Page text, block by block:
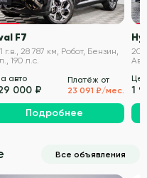
VIN проверен
F7
г.в., 28 787 км, Робот, Бензин,
190 л.с.
авто
000 ₽
Платёж от
23 091 ₽/мес.
Подробнее
1
Все объявления